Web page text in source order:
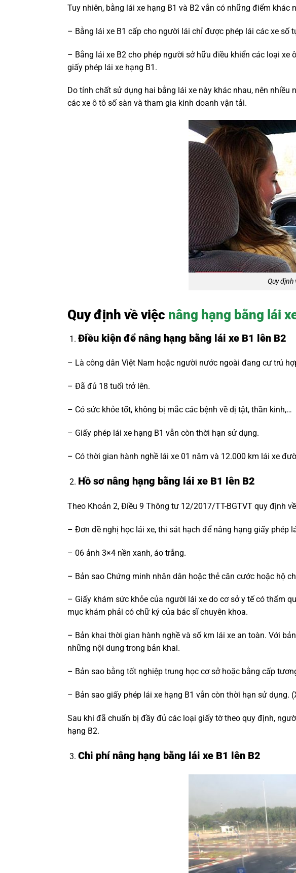
Tuy nhiên, bằng lái xe hạng B1 và B2 vẫn có những điểm khác
– Bằng lái xe B1 cấp cho người lái chỉ được phép lái các xe
– Bằng lái xe B2 cho phép người sở hữu điều khiển các loại
giấy phép lái xe hạng B1.
Do tính chất sử dụng hai bằng lái xe này khác nhau, nên
các xe ô tô số sàn và tham gia kinh doanh vận tải.
Quy định
Quy định về việc nâng hạng bằng lái
Điều kiện để nâng hạng bằng lái xe B1 lên B2
– Là công dân Việt Nam hoặc người nước ngoài đang cư trú
– Đã đủ 18 tuổi trở lên.
– Có sức khỏe tốt, không bị mắc các bệnh về dị tật, thần kinh,…
– Giấy phép lái xe hạng B1 vẫn còn thời hạn sử dụng.
– Có thời gian hành nghề lái xe 01 năm và 12.000 km lái xe
Hồ sơ nâng hạng bằng lái xe B1 lên B2
Theo Khoản 2, Điều 9 Thông tư 12/2017/TT-BGTVT quy định
– Đơn đề nghị học lái xe, thi sát hạch để nâng hạng giấy phép
– 06 ảnh 3×4 nền xanh, áo trắng.
– Bản sao Chứng minh nhân dân hoặc thẻ căn cước hoặc hộ
– Giấy khám sức khỏe của người lái xe do cơ sở y tế có thẩm
mục khám phải có chữ ký của bác sĩ chuyên khoa.
– Bản khai thời gian hành nghề và số km lái xe an toàn. Với
những nội dung trong bản khai.
– Bản sao bằng tốt nghiệp trung học cơ sở hoặc bằng cấp
– Bản sao giấy phép lái xe hạng B1 vẫn còn thời hạn sử dụng.
Sau khi đã chuẩn bị đầy đủ các loại giấy tờ theo quy định,
hạng B2.
Chi phí nâng hạng bằng lái xe B1 lên B2